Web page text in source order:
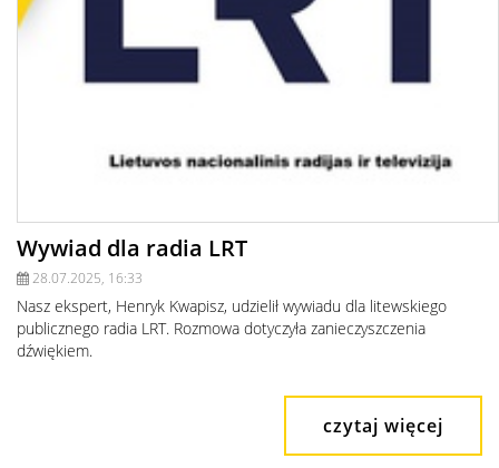
Wywiad dla radia LRT
28.07.2025, 16:33
Nasz ekspert, Henryk Kwapisz, udzielił wywiadu dla litewskiego
publicznego radia LRT. Rozmowa dotyczyła zanieczyszczenia
dźwiękiem.
czytaj więcej